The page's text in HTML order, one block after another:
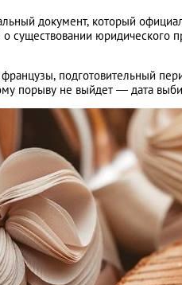
документ, который
существовании юридического
подготовительный
порыву не выйдет — дата